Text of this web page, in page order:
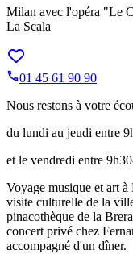
Milan avec l'opéra "Le
La Scala
01 45 61 90 90
Nous restons à votre
du lundi au jeudi entre
et le vendredi entre
Voyage musique et art
visite culturelle de la
pinacothèque de la
concert privé chez
accompagné d'un dîner.